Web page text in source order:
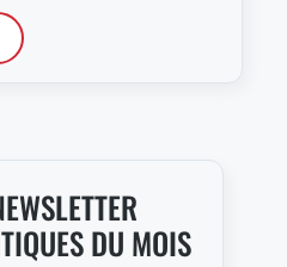
DU MOIS